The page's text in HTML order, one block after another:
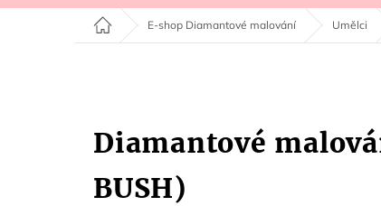
Domů E-shop Diamantové malování Umělci
Diamantové
BUSH)